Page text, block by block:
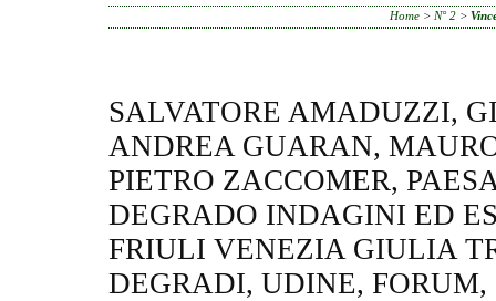
Home> N° 2>
SALVATORE AMADUZZI,
ANDREA GUARAN,
PIETRO ZACCOMER,
DEGRADO INDAGINI ED
FRIULI VENEZIA GIULIA
DEGRADI, UDINE, FORUM,